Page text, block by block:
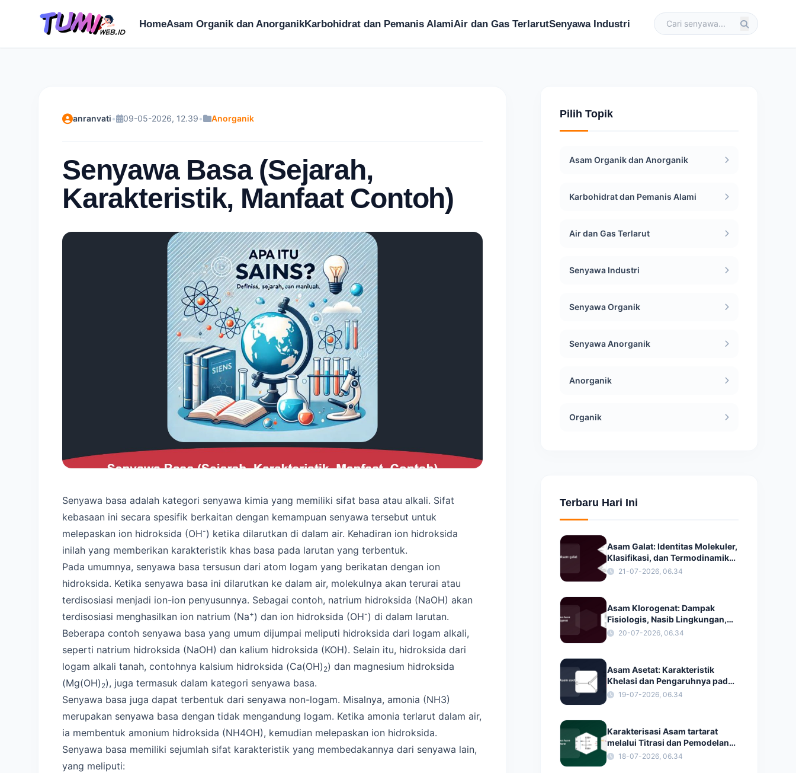
HomeAsam Organik dan AnorganikKarbohidrat dan Pemanis AlamiAir dan Gas TerlarutSenyawa Industri
anranvati• 09-05-2026, 12.39• Anorganik
Senyawa Basa (Sejarah,
Karakteristik, Manfaat Contoh)
Senyawa basa adalah kategori senyawa kimia yang memiliki sifat basa atau alkali. Sifat
kebasaan ini secara spesifik berkaitan dengan kemampuan senyawa tersebut untuk
melepaskan ion hidroksida (OH-) ketika dilarutkan di dalam air. Kehadiran ion hidroksida
inilah yang memberikan karakteristik khas basa pada larutan yang terbentuk.
Pada umumnya, senyawa basa tersusun dari atom logam yang berikatan dengan ion
hidroksida. Ketika senyawa basa ini dilarutkan ke dalam air, molekulnya akan terurai atau
terdisosiasi menjadi ion-ion penyusunnya. Sebagai contoh, natrium hidroksida (NaOH) akan
terdisosiasi menghasilkan ion natrium (Na+) dan ion hidroksida (OH-) di dalam larutan.
Beberapa contoh senyawa basa yang umum dijumpai meliputi hidroksida dari logam alkali,
seperti natrium hidroksida (NaOH) dan kalium hidroksida (KOH). Selain itu, hidroksida dari
logam alkali tanah, contohnya kalsium hidroksida (Ca(OH) 2) dan magnesium hidroksida
(Mg(OH) 2), juga termasuk dalam kategori senyawa basa.
Senyawa basa juga dapat terbentuk dari senyawa non-logam. Misalnya, amonia (NH3)
merupakan senyawa basa dengan tidak mengandung logam. Ketika amonia terlarut dalam air,
ia membentuk amonium hidroksida (NH4OH), kemudian melepaskan ion hidroksida.
Senyawa basa memiliki sejumlah sifat karakteristik yang membedakannya dari senyawa lain,
yang meliputi:
Pilih Topik
Asam Organik dan Anorganik
Karbohidrat dan Pemanis Alami
Air dan Gas Terlarut
Senyawa Industri
Senyawa Organik
Senyawa Anorganik
Anorganik
Organik
Terbaru Hari Ini
Asam Galat: Identitas Molekuler,
Klasifikasi, dan Termodinamika
Pelarutan
21-07-2026, 06.34
Asam Klorogenat: Dampak
Fisiologis, Nasib Lingkungan,
dan Kimia Antioksidan
20-07-2026, 06.34
Asam Asetat: Karakteristik
Khelasi dan Pengaruhnya pada
Konstanta Dielektrik
19-07-2026, 06.34
Karakterisasi Asam tartarat
melalui Titrasi dan Pemodelan
Dinamika Molekuler
18-07-2026, 06.34